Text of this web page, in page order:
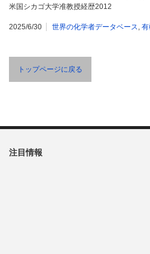
米国シカゴ大学准教授経
2025/6/30 世界の化学者データベース,
トップページに戻る
注目情報